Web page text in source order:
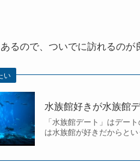
るので、ついでに訪れるのが
い
水族館好きが水族館
「水族館デート」はデー
は水族館が好きだからと